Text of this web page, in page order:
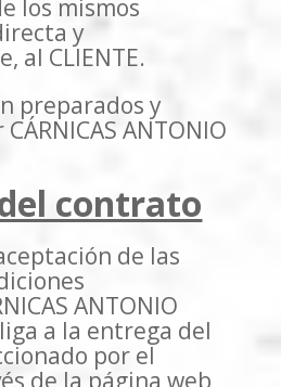
los mismos
y
al CLIENTE.
preparados y
ANTONIO
contrato
de las
ANTONIO
a la entrega del
por el
de la página web